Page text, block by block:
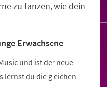
zu tanzen, wie dein
Erwachsene
und ist der neue
lernst du die gleichen